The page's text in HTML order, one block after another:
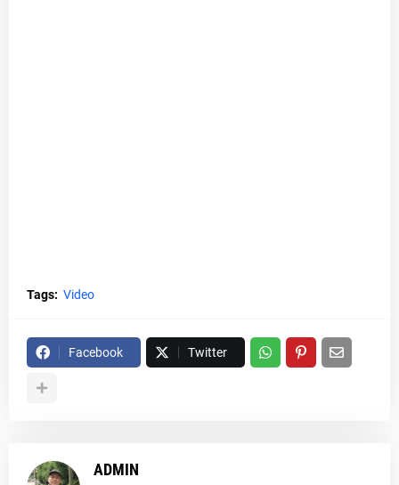
Tags: Video
Facebook Twitter
ADMIN